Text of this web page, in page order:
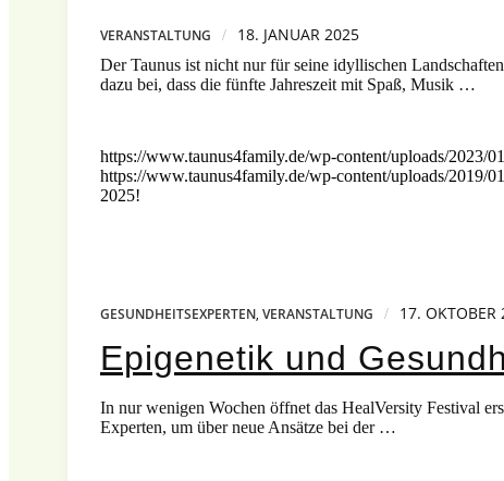
VERANSTALTUNG / 18. JANUAR 2025
Der Taunus ist nicht nur für seine idyllischen
dazu bei, dass die fünfte Jahreszeit mit Spaß, Musik …
https://www.taunus4family.de/wp-content/uploads/2023/
https://www.taunus4family.de/wp-content/uploads/2019/
2025!
GESUNDHEITSEXPERTEN VERANSTALTUNG / 17. OKTOBER
Epigenetik und
In nur wenigen Wochen öffnet das HealVersity Festival
Experten, um über neue Ansätze bei der …